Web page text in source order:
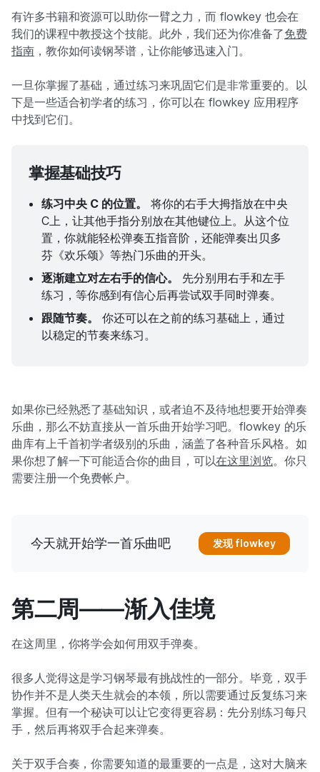
有许多书籍和资源可以助你一臂之力，而 flowkey 也会在
我们的课程中教授这个技能。此外，我们还为你准备了免费
指南，教你如何读钢琴谱，让你能够迅速入门。
一旦你掌握了基础，通过练习来巩固它们是非常重要的。以
下是一些适合初学者的练习，你可以在 flowkey 应用程序
中找到它们。
掌握基础技巧
练习中央 C 的位置。
将你的右手大拇指放在中央
C上，让其他手指分别放在其他键位上。从这个位
置，你就能轻松弹奏五指音阶，还能弹奏出贝多
芬《欢乐颂》等热门乐曲的开头。
逐渐建立对左右手的信心。
先分别用右手和左手
练习，等你感到有信心后再尝试双手同时弹奏。
跟随节奏。
你还可以在之前的练习基础上，通过
以稳定的节奏来练习。
如果你已经熟悉了基础知识，或者迫不及待地想要开始弹奏
乐曲，那么不妨直接从一首乐曲开始学习吧。flowkey 的乐
曲库有上千首初学者级别的乐曲，涵盖了各种音乐风格。如
果你想了解一下可能适合你的曲目，可以在这里浏览。你只
需要注册一个免费帐户。
今天就开始学一首乐曲吧 发现 flowkey
第二周——渐入佳境
在这周里，你将学会如何用双手弹奏。
很多人觉得这是学习钢琴最有挑战性的一部分。毕竟，双手
协作并不是人类天生就会的本领，所以需要通过反复练习来
掌握。但有一个秘诀可以让它变得更容易：先分别练习每只
手，然后再将双手合起来弹奏。
关于双手合奏，你需要知道的最重要的一点是，这对大脑来